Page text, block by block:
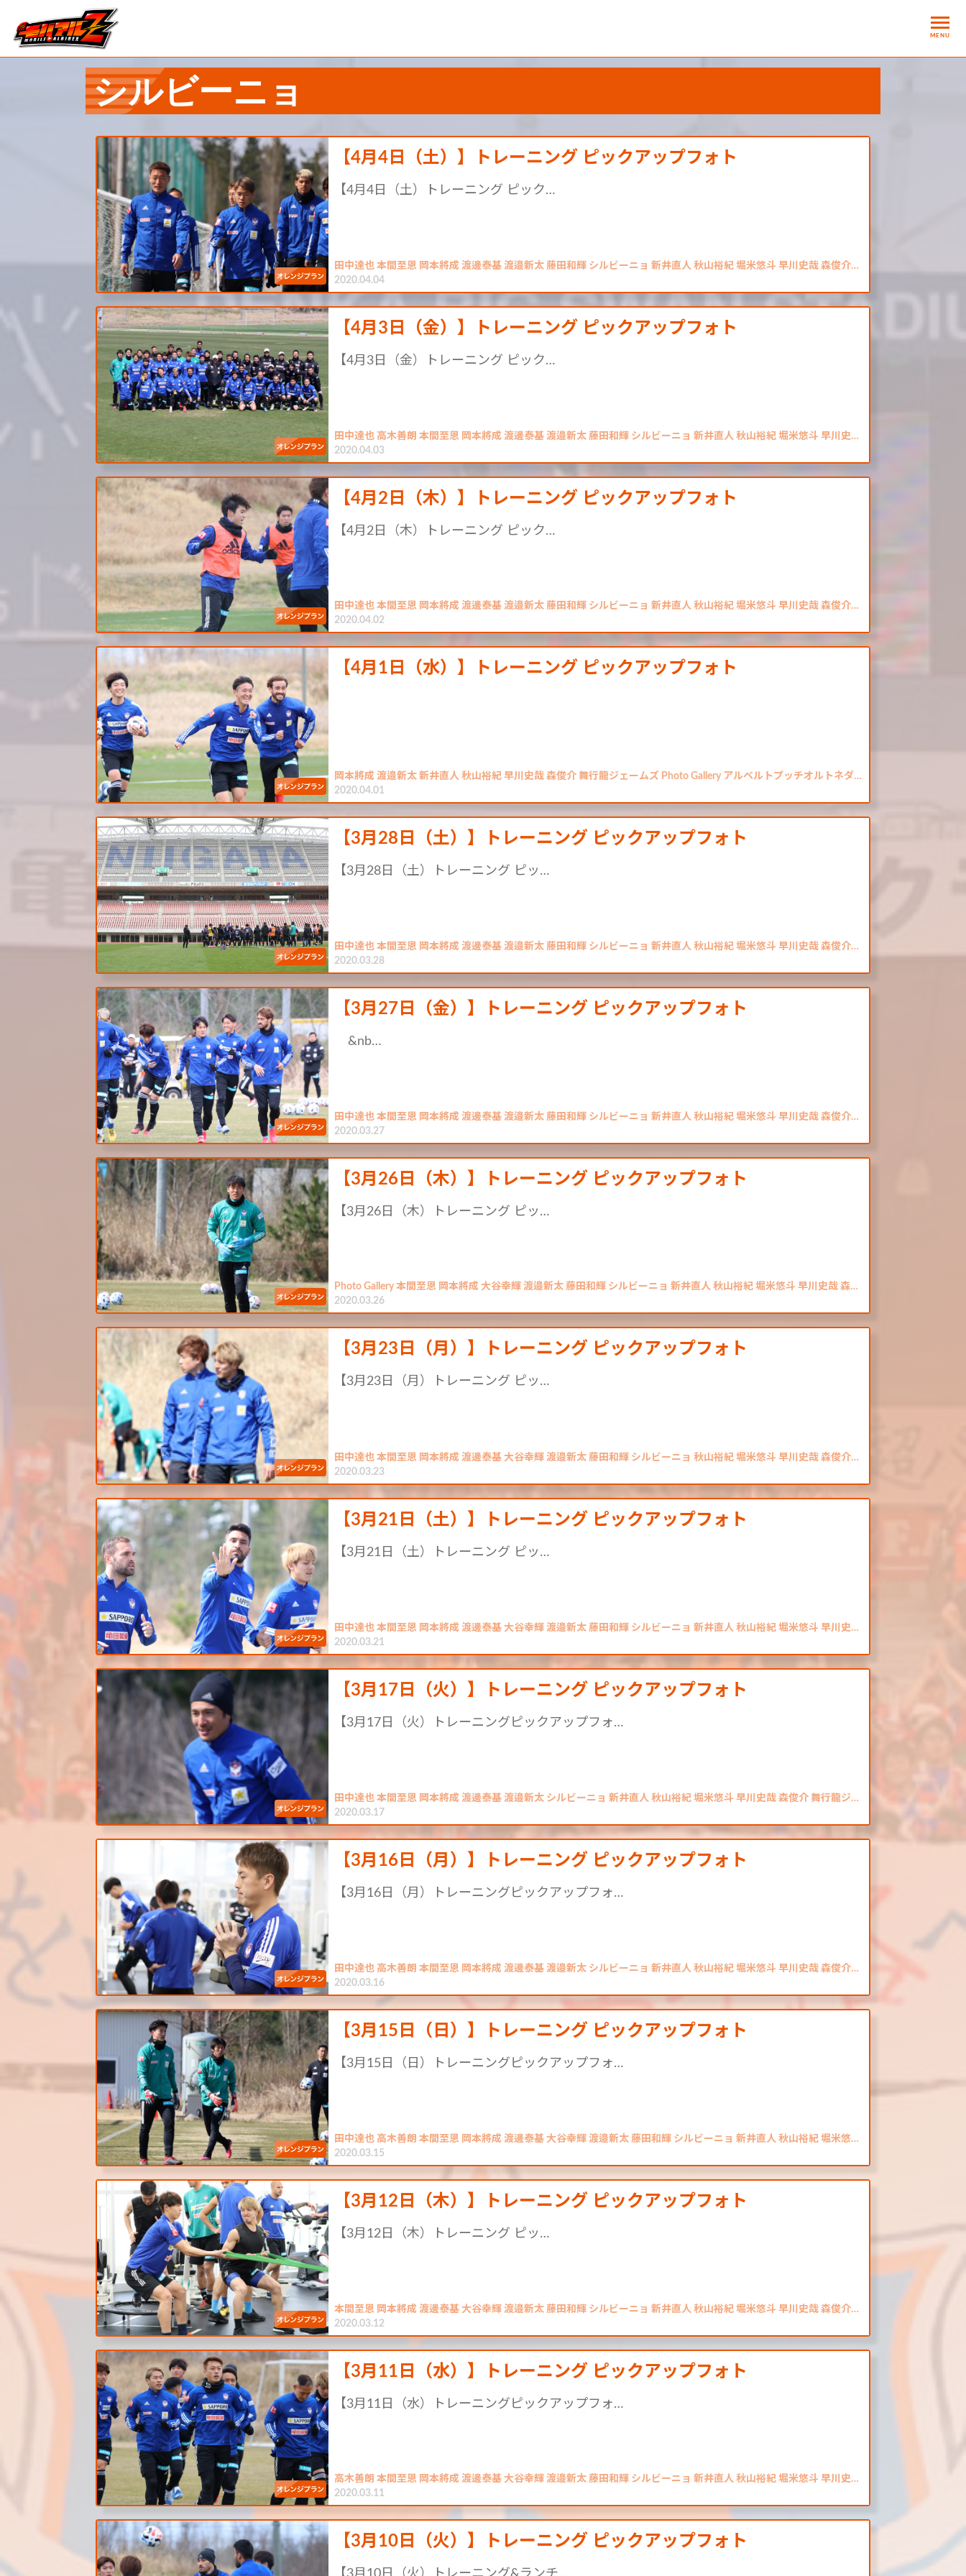
MENU
シルビーニョ
【4月4日（土）】トレーニング ピックアップフォト
【4月4日（土）トレーニング ピック…
田中達也 本間至恩 岡本將成 渡邊泰基 渡邉新太 藤田和輝 シルビーニョ 新井直人 秋山裕紀 堀米悠斗 早川史哉 森俊介…
2020.04.04
【4月3日（金）】トレーニング ピックアップフォト
【4月3日（金）トレーニング ピック…
田中達也 高木善朗 本間至恩 岡本將成 渡邊泰基 渡邉新太 藤田和輝 シルビーニョ 新井直人 秋山裕紀 堀米悠斗 早川史…
2020.04.03
【4月2日（木）】トレーニング ピックアップフォト
【4月2日（木）トレーニング ピック…
田中達也 本間至恩 岡本將成 渡邊泰基 渡邉新太 藤田和輝 シルビーニョ 新井直人 秋山裕紀 堀米悠斗 早川史哉 森俊介…
2020.04.02
【4月1日（水）】トレーニング ピックアップフォト
岡本將成 渡邉新太 新井直人 秋山裕紀 早川史哉 森俊介 舞行龍ジェームズ Photo Gallery アルベルトプッチオルトネダ…
2020.04.01
【3月28日（土）】トレーニング ピックアップフォト
【3月28日（土）トレーニング ピッ…
田中達也 本間至恩 岡本將成 渡邊泰基 渡邉新太 藤田和輝 シルビーニョ 新井直人 秋山裕紀 堀米悠斗 早川史哉 森俊介…
2020.03.28
【3月27日（金）】トレーニング ピックアップフォト
&nb…
田中達也 本間至恩 岡本將成 渡邊泰基 渡邉新太 藤田和輝 シルビーニョ 新井直人 秋山裕紀 堀米悠斗 早川史哉 森俊介…
2020.03.27
【3月26日（木）】トレーニング ピックアップフォト
【3月26日（木）トレーニング ピッ…
Photo Gallery 本間至恩 岡本將成 大谷幸輝 渡邉新太 藤田和輝 シルビーニョ 新井直人 秋山裕紀 堀米悠斗 早川史哉 森…
2020.03.26
【3月23日（月）】トレーニング ピックアップフォト
【3月23日（月）トレーニング ピッ…
田中達也 本間至恩 岡本將成 渡邊泰基 大谷幸輝 渡邉新太 藤田和輝 シルビーニョ 秋山裕紀 堀米悠斗 早川史哉 森俊介…
2020.03.23
【3月21日（土）】トレーニング ピックアップフォト
【3月21日（土）トレーニング ピッ…
田中達也 本間至恩 岡本將成 渡邊泰基 大谷幸輝 渡邉新太 藤田和輝 シルビーニョ 新井直人 秋山裕紀 堀米悠斗 早川史…
2020.03.21
【3月17日（火）】トレーニング ピックアップフォト
【3月17日（火）トレーニングピックアップフォ…
田中達也 本間至恩 岡本將成 渡邊泰基 渡邉新太 シルビーニョ 新井直人 秋山裕紀 堀米悠斗 早川史哉 森俊介 舞行龍ジ…
2020.03.17
【3月16日（月）】トレーニング ピックアップフォト
【3月16日（月）トレーニングピックアップフォ…
田中達也 高木善朗 本間至恩 岡本將成 渡邊泰基 渡邉新太 シルビーニョ 新井直人 秋山裕紀 堀米悠斗 早川史哉 森俊介…
2020.03.16
【3月15日（日）】トレーニング ピックアップフォト
【3月15日（日）トレーニングピックアップフォ…
田中達也 高木善朗 本間至恩 岡本將成 渡邊泰基 大谷幸輝 渡邉新太 藤田和輝 シルビーニョ 新井直人 秋山裕紀 堀米悠…
2020.03.15
【3月12日（木）】トレーニング ピックアップフォト
【3月12日（木）トレーニング ピッ…
本間至恩 岡本將成 渡邊泰基 大谷幸輝 渡邉新太 藤田和輝 シルビーニョ 新井直人 秋山裕紀 堀米悠斗 早川史哉 森俊介…
2020.03.12
【3月11日（水）】トレーニング ピックアップフォト
【3月11日（水）トレーニングピックアップフォ…
高木善朗 本間至恩 岡本將成 渡邊泰基 大谷幸輝 渡邉新太 藤田和輝 シルビーニョ 新井直人 秋山裕紀 堀米悠斗 早川史…
2020.03.11
【3月10日（火）】トレーニング ピックアップフォト